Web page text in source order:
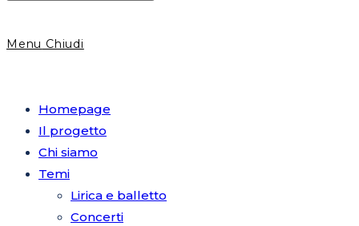
Menu Chiudi
Homepage
Il progetto
Chi siamo
Temi
Lirica e balletto
Concerti